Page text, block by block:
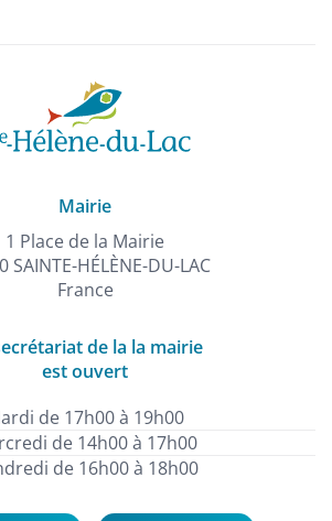
Mairie
1 Place de la Mairie
SAINTE-HÉLÈNE-DU-LAC
France
de la la mairie
est ouvert
de 17h00 à 19h00
de 14h00 à 17h00
de 16h00 à 18h00